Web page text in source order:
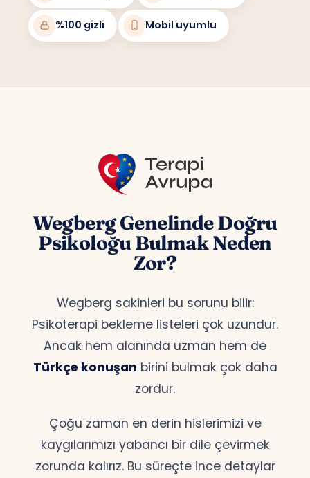
%100 gizli Mobil uyumlu
Wegberg Genelinde Doğru
Psikoloğu Bulmak Neden
Zor?
Wegberg sakinleri bu sorunu bilir:
Psikoterapi bekleme listeleri çok uzundur.
Ancak hem alanında uzman hem de
Türkçe konuşan birini bulmak çok daha
zordur.
Çoğu zaman en derin hislerimizi ve
kaygılarımızı yabancı bir dile çevirmek
zorunda kalırız. Bu süreçte ince detaylar